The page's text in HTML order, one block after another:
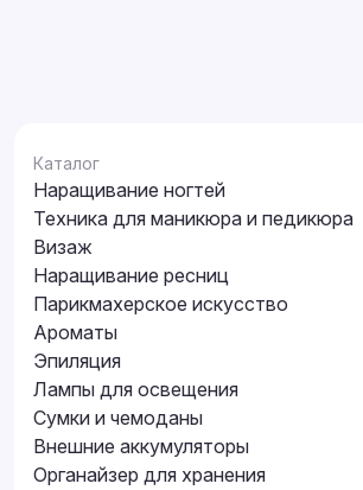
Каталог
Наращивание ногтей
Техника для маникюра и педикюра
Визаж
Наращивание ресниц
Парикмахерское искусство
Ароматы
Эпиляция
Лампы для освещения
Сумки и чемоданы
Внешние аккумуляторы
Органайзер для хранения